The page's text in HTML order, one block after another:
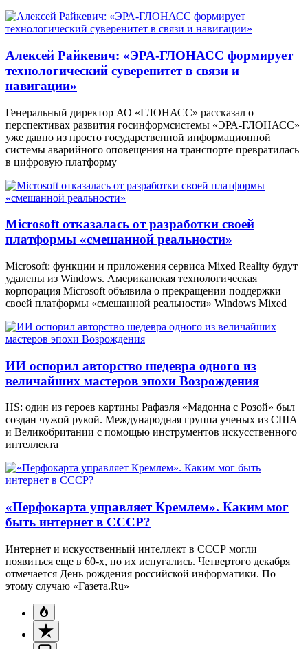
Алексей Райкевич: «ЭРА-ГЛОНАСС формирует
технологический суверенитет в связи и
навигации»
Генеральный директор АО «ГЛОНАСС» рассказал о
перспективах развития госинформсистемы «ЭРА-ГЛОНАСС»
уже давно из просто государственной информационной
системы аварийного оповещения на транспорте превратилась
в цифровую платформу
Microsoft отказалась от разработки своей
платформы «смешанной реальности»
Microsoft: функции и приложения сервиса Mixed Reality будут
удалены из Windows. Американская технологическая
корпорация Microsoft объявила о прекращении поддержки
своей платформы «смешанной реальности» Windows Mixed
ИИ оспорил авторство шедевра одного из
величайших мастеров эпохи Возрождения
HS: один из героев картины Рафаэля «Мадонна с Розой» был
создан чужой рукой. Международная группа ученых из США
и Великобритании с помощью инструментов искусственного
интеллекта
«Перфокарта управляет Кремлем». Каким мог
быть интернет в СССР?
Интернет и искусственный интеллект в СССР могли
появиться еще в 60-х, но их испугались. Четвертого декабря
отмечается День рождения российской информатики. По
этому случаю «Газета.Ru»